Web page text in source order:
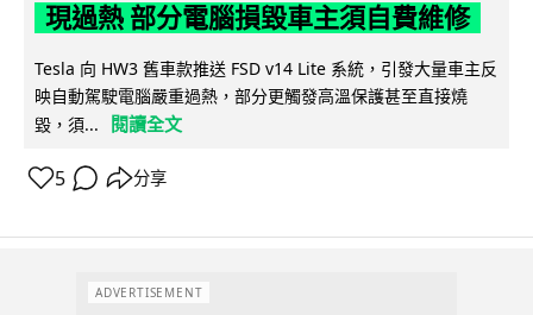
現過熱 部分電腦損毀車主須自費維修
Tesla 向 HW3 舊車款推送 FSD v14 Lite 系統，引發大量車主反
映自動駕駛電腦嚴重過熱，部分更觸發高溫保護甚至直接燒
毀，須...
閱讀全文
5 分享
ADVERTISEMENT